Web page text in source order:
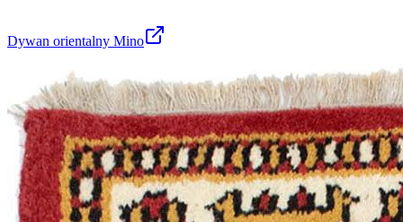
Dywan orientalny Mino